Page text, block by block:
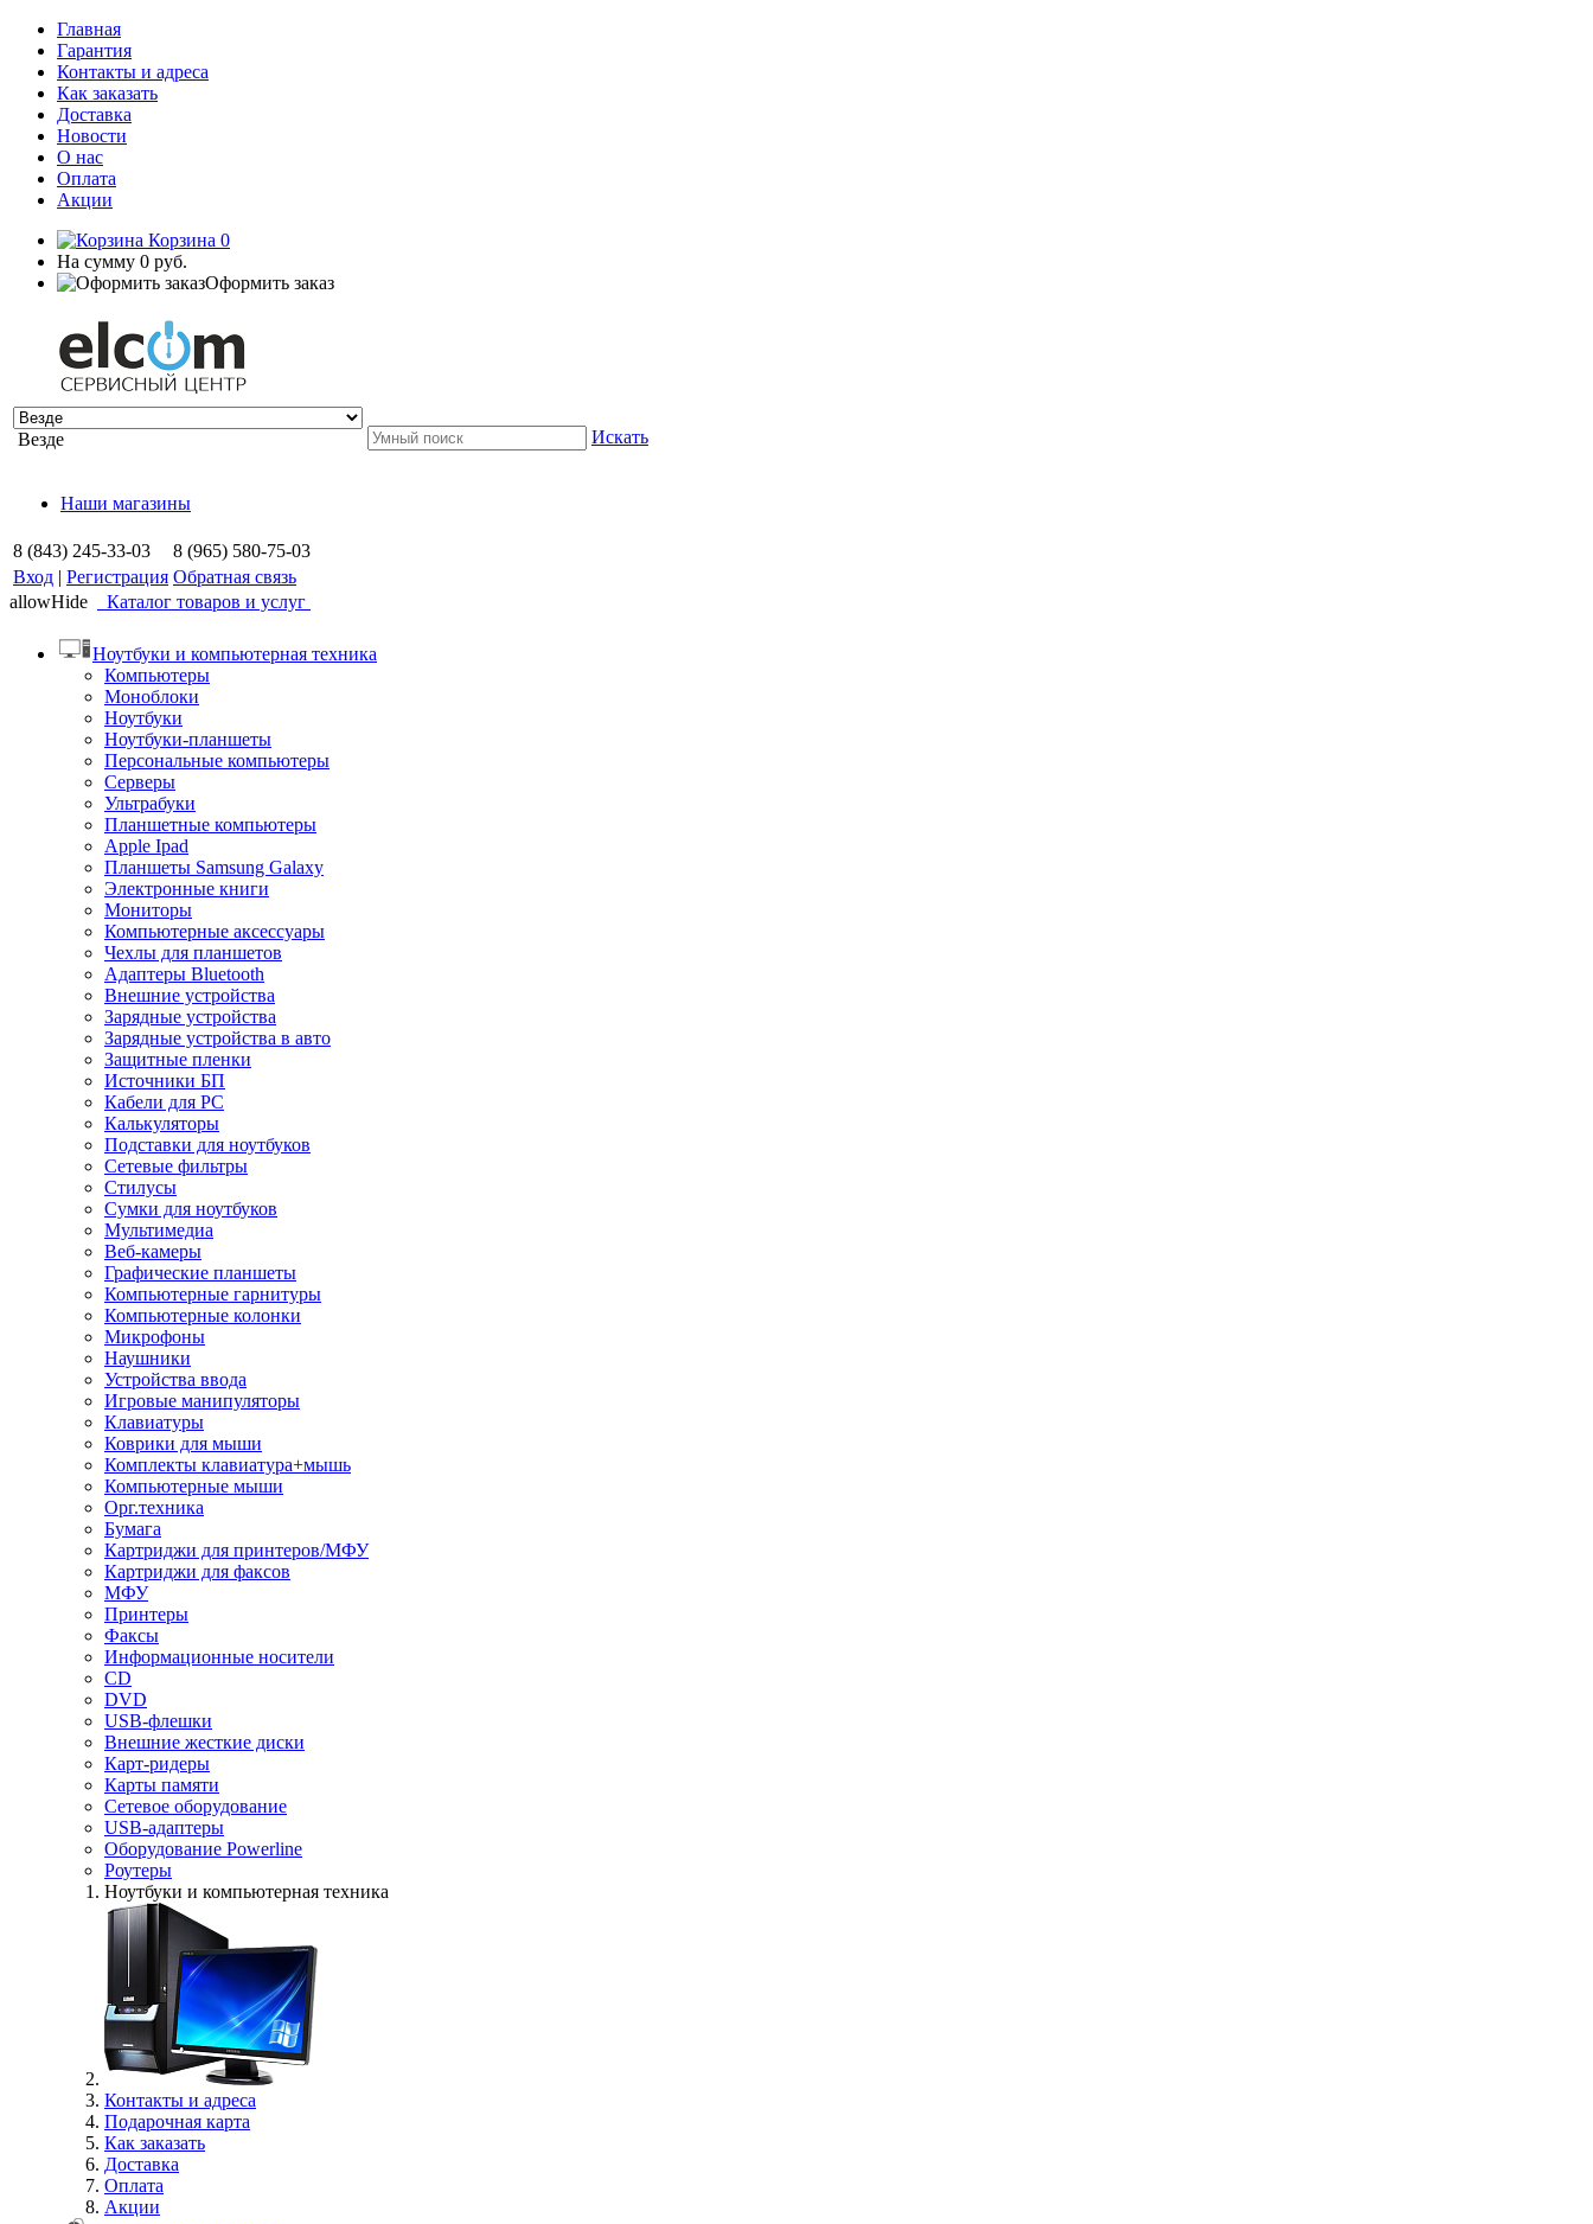
Главная
Гарантия
Контакты и адреса
Как заказать
Доставка
Новости
О нас
Оплата
Акции
Корзина 0
На сумму 0 руб.
Оформить заказ
Везде Искать
Наши магазины
8 (843) 245-33-03
8 (965) 580-75-03
Вход | Регистрация Обратная связь
allowHide
Каталог товаров и услуг
Ноутбуки и компьютерная техника
Компьютеры
Моноблоки
Ноутбуки
Ноутбуки-планшеты
Персональные компьютеры
Серверы
Ультрабуки
Планшетные компьютеры
Apple Ipad
Планшеты Samsung Galaxy
Электронные книги
Мониторы
Компьютерные аксессуары
Чехлы для планшетов
Адаптеры Bluetooth
Внешние устройства
Зарядные устройства
Зарядные устройства в авто
Защитные пленки
Источники БП
Кабели для PC
Калькуляторы
Подставки для ноутбуков
Сетевые фильтры
Стилусы
Сумки для ноутбуков
Мультимедиа
Веб-камеры
Графические планшеты
Компьютерные гарнитуры
Компьютерные колонки
Микрофоны
Наушники
Устройства ввода
Игровые манипуляторы
Клавиатуры
Коврики для мыши
Комплекты клавиатура+мышь
Компьютерные мыши
Орг.техника
Бумага
Картриджи для принтеров/МФУ
Картриджи для факсов
МФУ
Принтеры
Факсы
Информационные носители
CD
DVD
USB-флешки
Внешние жесткие диски
Карт-ридеры
Карты памяти
Сетевое оборудование
USB-адаптеры
Оборудование Powerline
Роутеры
Ноутбуки и компьютерная техника
Контакты и адреса
Подарочная карта
Как заказать
Доставка
Оплата
Акции